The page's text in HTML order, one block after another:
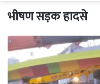
भीषण सड़क हादसे